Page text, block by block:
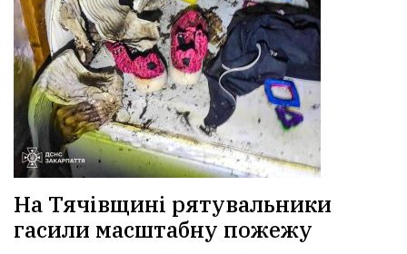
На Тячівщині рятувальники
гасили масштабну пожежу